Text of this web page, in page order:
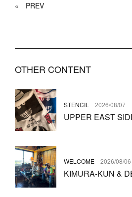
« PREV
OTHER CONTENT
STENCIL 2026/08/07
UPPER EAST
WELCOME 2026/08/06
KIMURA-KUN &